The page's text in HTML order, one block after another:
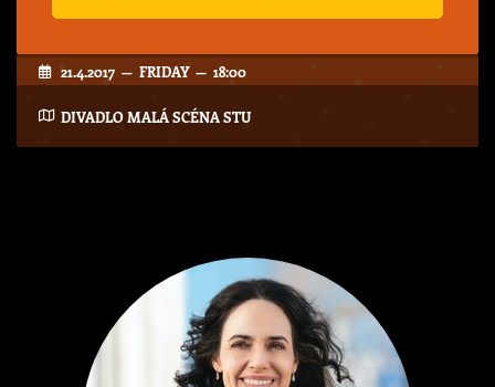
21.4.2017 — FRIDAY — 18:00
DIVADLO MALÁ SCÉNA STU